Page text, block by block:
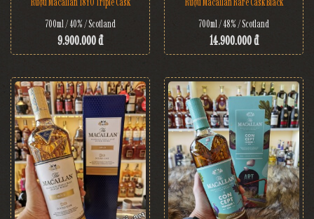
700ml / 40% / Scotland
9.900.000 đ
700ml / 48% / Scotland
14.900.000 đ